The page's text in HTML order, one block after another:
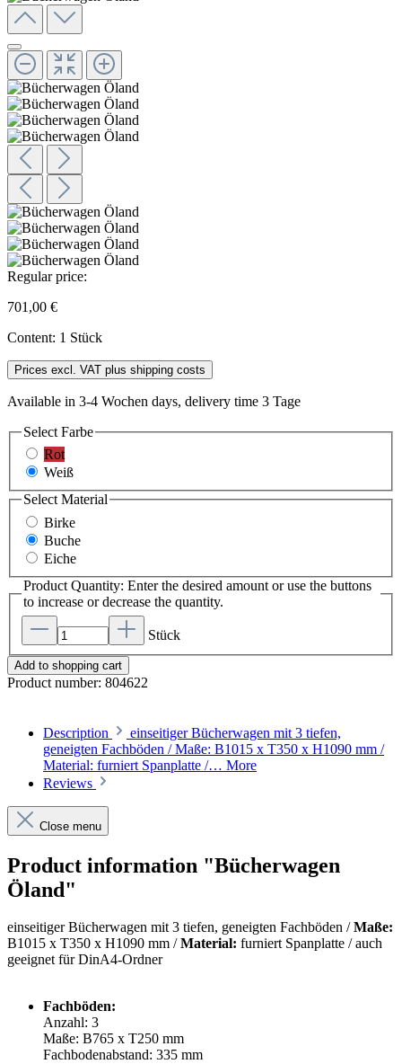
Regular price:
701,00 €
Content: 1 Stück
Prices excl. VAT plus shipping costs
Available in 3-4 Wochen days, delivery time 3 Tage
Select Farbe
Rot
Weiß
SelectMaterial
Birke
Buche
Eiche
Product Quantity: Enter the desired amount or use the buttons
to increase or decrease the quantity.
Stück
Add to shopping cart
Product number: 804622
Description
einseitiger Bücherwagen mit 3 tiefen,
geneigten Fachböden / Maße: B1015 x T350 x H1090 mm /
Material: furniert Spanplatte /… More
Reviews
Close menu
Product information "Bücherwagen
Öland"
einseitiger Bücherwagen mit 3 tiefen, geneigten Fachböden /Maße:
B1015 x T350 x H1090 mm /Material: furniert Spanplatte / auch
geeignet für DinA4-Ordner
Fachböden:
Anzahl: 3
Maße: B765 x T250 mm
Fachbodenabstand: 335 mm